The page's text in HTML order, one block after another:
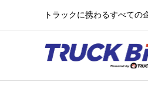
トラックに携わるすべての